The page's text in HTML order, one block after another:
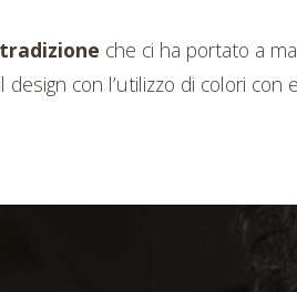
tradizione che ci ha portato a
design con l’utilizzo di colori